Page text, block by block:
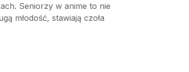
Seniorzy w anime to nie
młodość, stawiają czoła